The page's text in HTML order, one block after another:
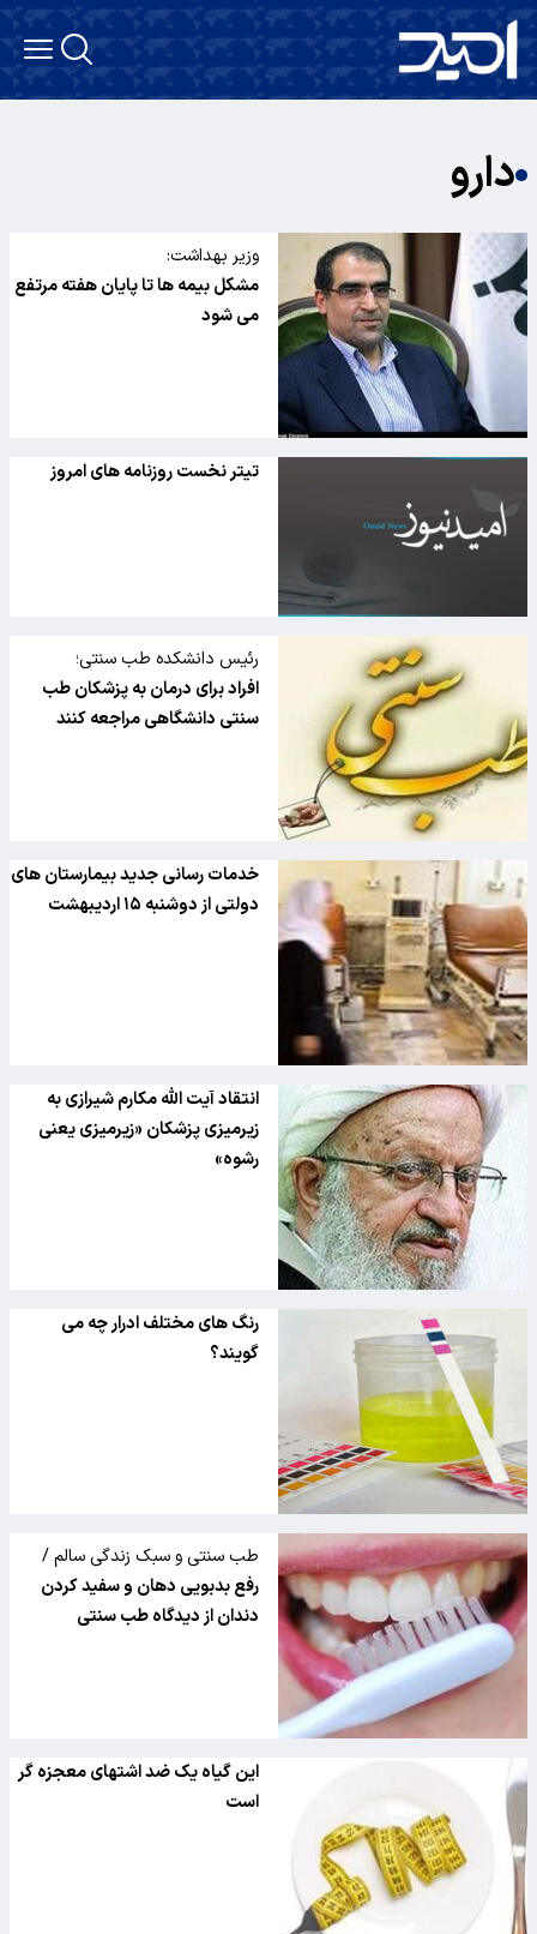
دارو
وزیر بهداشت:
مشکل بیمه ها تا پایان هفته مرتفع
می شود
تیتر نخست روزنامه های امروز
رئیس دانشکده طب سنتی؛
افراد برای درمان به پزشکان طب
سنتی دانشگاهی مراجعه کنند
خدمات رسانی جدید بیمارستان های
دولتی از دوشنبه ۱۵ اردیبهشت
انتقاد آیت الله مکارم شیرازی به
زیرمیزی پزشکان «زیرمیزی یعنی
رشوه»
رنگ های مختلف ادرار چه می
گویند؟
طب سنتی و سبک زندگی سالم /
رفع بدبویی دهان و سفید کردن
دندان از دیدگاه طب سنتی
این گیاه یک ضد اشتهای معجزه گر
است